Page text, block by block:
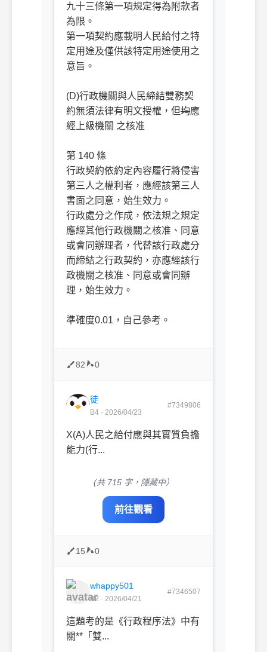
九十三條第一項規定得為附款者
為限。
第一項契約應載明人民給付之特
定用途及僅供該特定用途使用之
意旨。
(D)行政機關與人民締結雙務契
約無須法律有明文授權，但均應
經上級機關 之核准
第 140 條
行政契約依約定內容履行將侵害
第三人之權利者，應經該第三人
書面之同意，始生效力。
行政處分之作成，依法規之規定
應經其他行政機關之核准、同意
或會同辦理者，代替該行政處分
而締結之行政契約，亦應經該行
政機關之核准、同意或會同辦
理，始生效力。
準確度0.01，自己參考。
82 0
徒
B4 · 2026/04/23
#7349806
X(A)人民之給付應與其實質負擔
能力(行...
(共 715 字，隱藏中）
前往觀看
15 0
whappy501
B2 · 2026/04/21
#7346507
這題考的是《行政程序法》中有
關**「雙...